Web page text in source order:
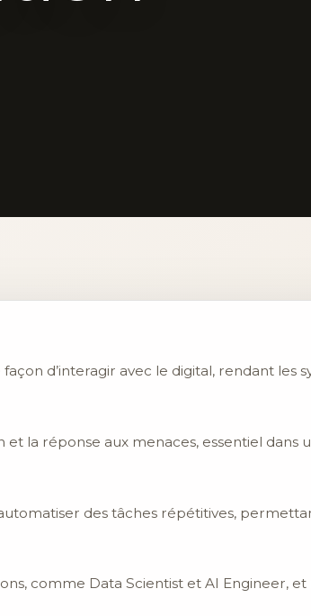
d’interagir avec le digital, rendant les
la réponse aux menaces, essentiel dans
des tâches répétitives,
comme Data Scientist et AI Engineer,